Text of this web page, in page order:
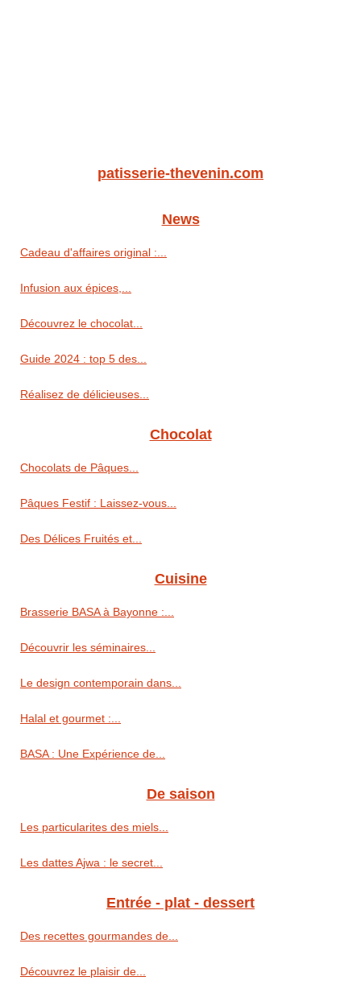
patisserie-thevenin.com
News
Cadeau d'affaires original :...
Infusion aux épices,...
Découvrez le chocolat...
Guide 2024 : top 5 des...
Réalisez de délicieuses...
Chocolat
Chocolats de Pâques...
Pâques Festif : Laissez-vous...
Des Délices Fruités et...
Cuisine
Brasserie BASA à Bayonne :...
Découvrir les séminaires...
Le design contemporain dans...
Halal et gourmet :...
BASA : Une Expérience de...
De saison
Les particularites des miels...
Les dattes Ajwa : le secret...
Entrée - plat - dessert
Des recettes gourmandes de...
Découvrez le plaisir de...